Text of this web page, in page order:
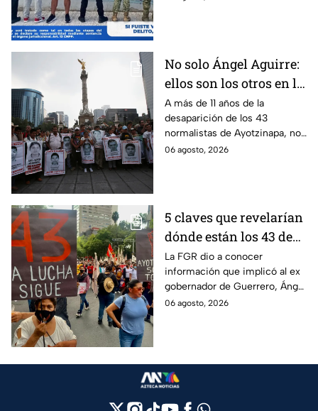
No solo Ángel Aguirre:
ellos son los otros en la
lupa por el caso
Ayotzinapa
A más de 11 años de la
desaparición de los 43
normalistas de Ayotzinapa, no
se ha conocido el paradero de
06 agosto, 2026
5 claves que revelarían
dónde están los 43 de
Ayotzinapa tras
captura de Ángel
Aguirre, ex gobernador
de Guerrero
La FGR dio a conocer
información que implicó al ex
gobernador de Guerrero, Ángel
Aguirre, quien fue detenido
06 agosto, 2026